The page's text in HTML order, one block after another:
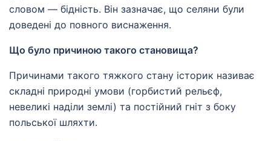
словом — бідність. Він зазначає, що селяни були
доведені до повного виснаження.
Що було причиною такого становища?
Причинами такого тяжкого стану історик називає
складні природні умови (горбистий рельєф,
невеликі наділи землі) та постійний гніт з боку
польської шляхти.